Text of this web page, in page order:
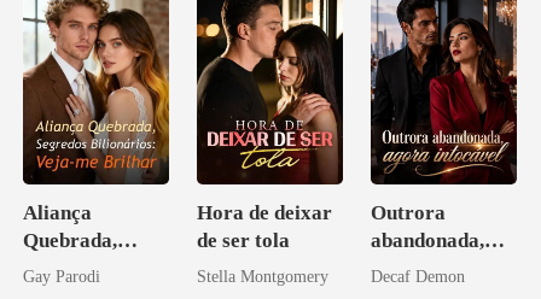
Aliança
Quebrada,
Segredos
Gay Parodi
Hora de deixar
de ser tola
Stella Montgomery
Outrora
abandonada,
agora intocável
Decaf Demon